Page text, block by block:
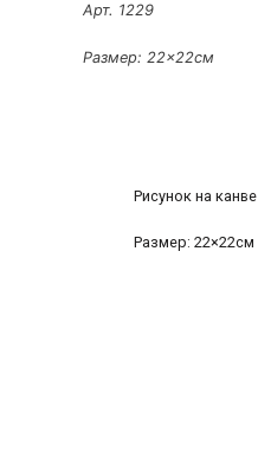
Арт. 1229
Размер: 22×22см
Рисунок на канве
Размер: 22×22см